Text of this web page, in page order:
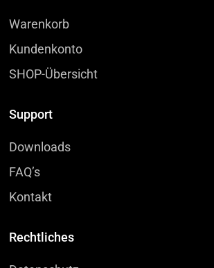
Warenkorb
Kundenkonto
SHOP-Übersicht
Support
Downloads
FAQ’s
Kontakt
Rechtliches